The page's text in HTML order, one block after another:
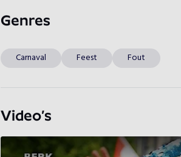
Genres
Carnaval Feest Fout
Video’s